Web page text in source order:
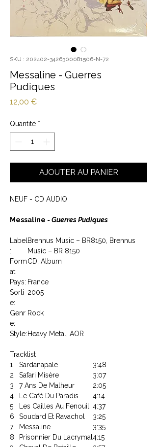
SKU : 202402-3426300081506-N-72
Messaline - Guerres
Pudiques
12,00 €Prix
Quantité *
AJOUTER AU PANIER
NEUF - CD AUDIO
Messaline - Guerres Pudiques
Label
:
Brennus Music – BR8150, Brennus
Music – BR 8150
Form
at:
CD, Album
Pays: France
Sorti
e:
2005
Genr
e:
Rock
Style: Heavy Metal, AOR
Tracklist
1
Sardanapale
3:48
2
Safari Misère
3:07
3
7 Ans De Malheur
2:05
4
Le Café Du Paradis
4:14
5
Les Cailles Au Fenouil
4:37
6
Soudard Et Ravachol
3:25
7
Messaline
3:35
8
Prisonnier Du Lacrymal 4:15